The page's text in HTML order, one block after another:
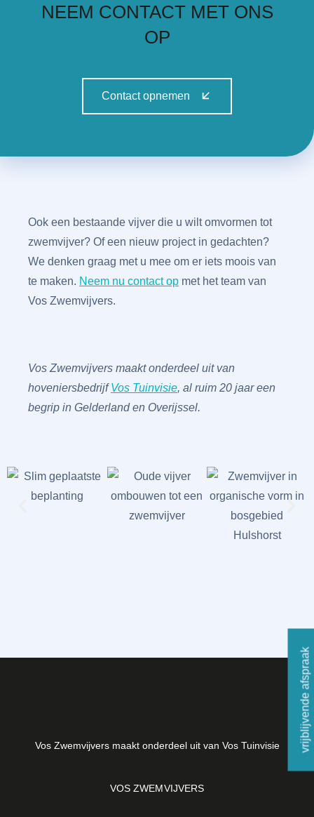
vrijblijvende afspraak
NEEM CONTACT MET ONS
OP
Contact opnemen
Ook een bestaande vijver die u wilt omvormen tot
zwemvijver? Of een nieuw project in gedachten?
We denken graag met u mee om er iets moois van
te maken. Neem nu contact op met het team van
Vos Zwemvijvers.
Vos Zwemvijvers maakt onderdeel uit van
hoveniersbedrijfVos Tuinvisie, al ruim 20 jaar een
begrip in Gelderland en Overijssel.
Vos Zwemvijvers maakt onderdeel uit van Vos Tuinvisie
VOS ZWEMVIJVERS